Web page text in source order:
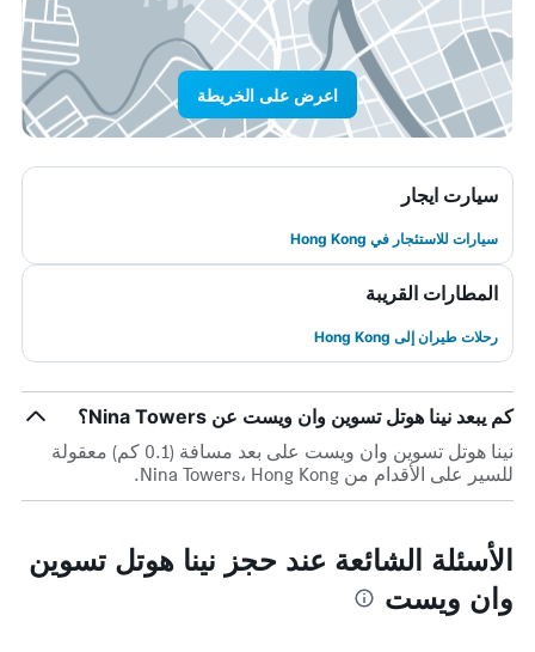
اعرض على الخريطة
سيارت ايجار
سيارات للاستئجار في Hong Kong
المطارات القريبة
رحلات طيران إلى Hong Kong
كم يبعد نينا هوتل تسوين وان ويست عن Nina Towers؟
نينا هوتل تسوين وان ويست على بعد مسافة (0.1 كم) معقولة
للسير على الأقدام من Nina Towers، Hong Kong.
الأسئلة الشائعة عند حجز نينا هوتل تسوين
وان ويست